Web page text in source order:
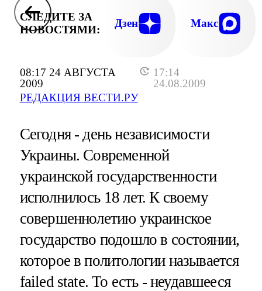
08:17 24 АВГУСТА
2009
17:14
24.08.2009
РЕДАКЦИЯ ВЕСТИ.РУ
СЛЕДИТЕ ЗА
НОВОСТЯМИ:
Дзен Макс
Сегодня - день независимости
Украины. Современной
украинской государственности
исполнилось 18 лет. К своему
совершеннолетию украинское
государство подошло в состоянии,
которое в политологии называется
failed state. То есть - неудавшееся